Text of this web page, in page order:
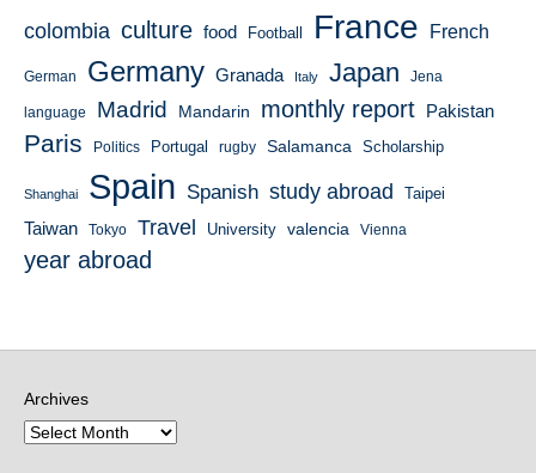
colombia culture food Football France French
German Germany Granada Italy Japan Jena
language Madrid Mandarin monthly report Pakistan
Paris Politics Portugal rugby Salamanca Scholarship
Shanghai Spain Spanish study abroad Taipei
Taiwan Tokyo Travel University valencia Vienna
year abroad
Archives